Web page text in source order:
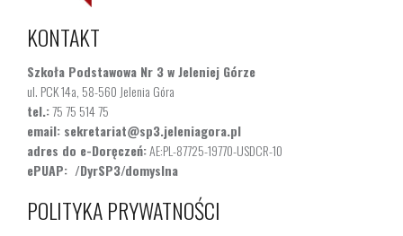
KONTAKT
Szkoła Podstawowa Nr 3 w Jeleniej Górze
ul. PCK 14a, 58-560 Jelenia Góra
tel.:75 75 514 75
email: sekretariat@sp3.jeleniagora.pl
adres do e-Doręczeń:AE:PL-87725-19770-USDCR-10
ePUAP: /DyrSP3/domyslna
POLITYKA PRYWATNOŚCI